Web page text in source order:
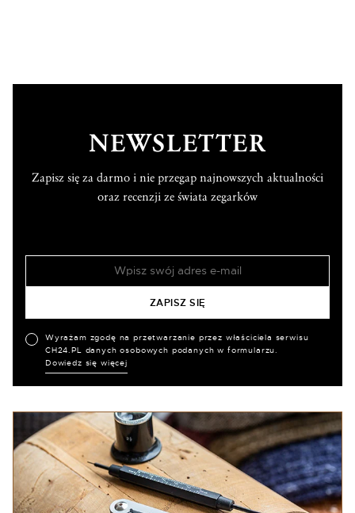
NEWSLETTER
Zapisz się za darmo i nie przegap najnowszych aktualności
oraz recenzji ze świata zegarków
Wyrażam zgodę na przetwarzanie przez właściciela serwisu
CH24.PL danych osobowych podanych w formularzu.
Dowiedz się więcej